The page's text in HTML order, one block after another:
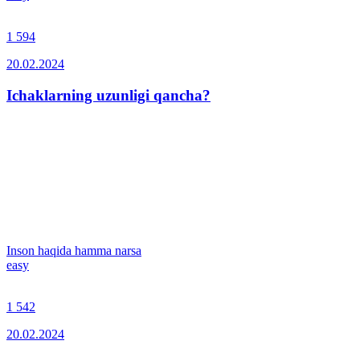
1 594
20.02.2024
Ichaklarning uzunligi qancha?
Inson haqida hamma narsa
easy
1 542
20.02.2024